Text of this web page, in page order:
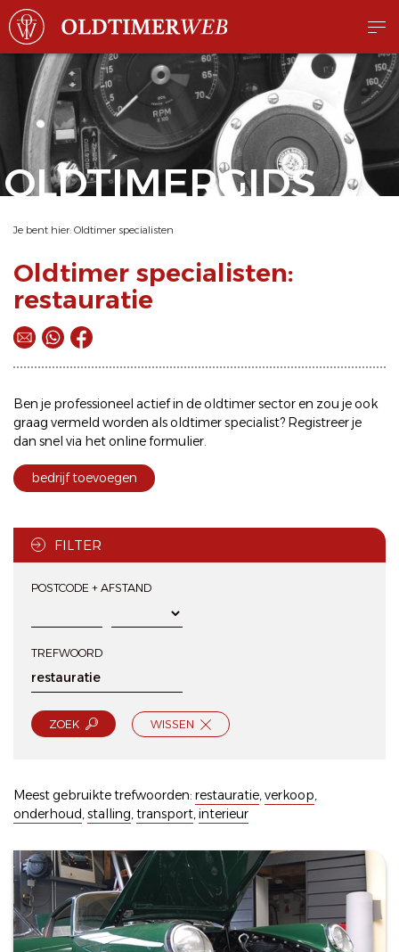
OLDTIMERGIDS
Je bent hier: Oldtimer specialisten
Oldtimer specialisten:
restauratie
Ben je professioneel actief in de oldtimer sector en zou je ook
graag vermeld worden als oldtimer specialist? Registreer je
dan snel via hetonline formulier.
bedrijf toevoegen
FILTER
POSTCODE + AFSTAND
TREFWOORD
ZOEK WISSEN
Meest gebruikte trefwoorden: restauratie,verkoop,
onderhoud,stalling,transport,interieur